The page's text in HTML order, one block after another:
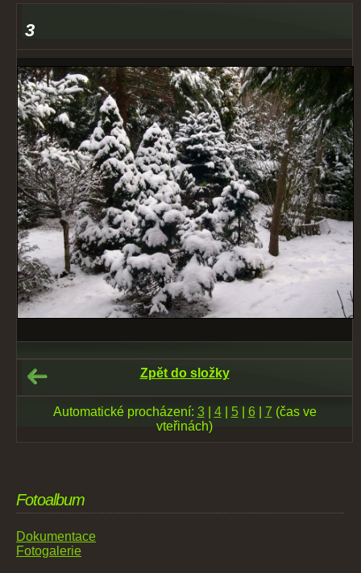
3
Zpět do složky
Automatické procházení: 3| 4| 5| 6| 7 (čas ve
vteřinách)
Fotoalbum
Dokumentace
Fotogalerie